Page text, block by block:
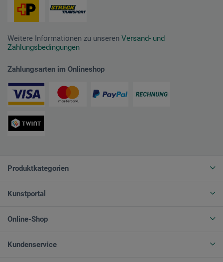
Weitere Informationen zu unseren Versand- und
Zahlungsbedingungen
Zahlungsarten im Onlineshop
Produktkategorien
Kunstportal
Online-Shop
Kundenservice